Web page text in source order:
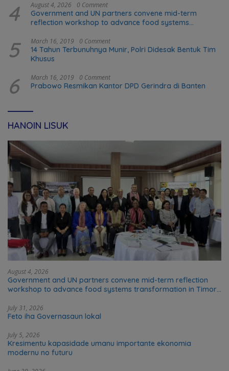
4 August 4, 2026 0 Comment
Government and UN partners convene mid-term
reflection workshop to advance food systems
5 March 16, 2019 0 Comment
14 Tahun Terbunuhnya Munir, Polri Didesak Bentuk Tim
Khusus
6 March 16, 2019 0 Comment
Prabowo Resmikan Kantor DPD Gerindra di Banten
HANOIN LISUK
August 4, 2026
Government and UN partners convene mid-term reflection
workshop to advance food systems transformation in Timor-
July 31, 2026
Feto iha Governasaun lokal
July 5, 2026
Kresimentu kapasidade umanu importante ekonomia
modernu no futuru